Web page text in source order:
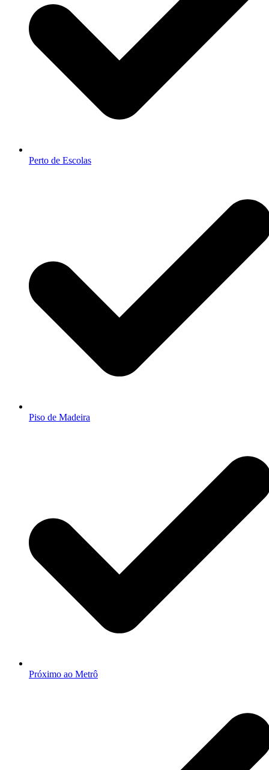
Perto de Escolas
Piso de Madeira
Próximo ao Metrô